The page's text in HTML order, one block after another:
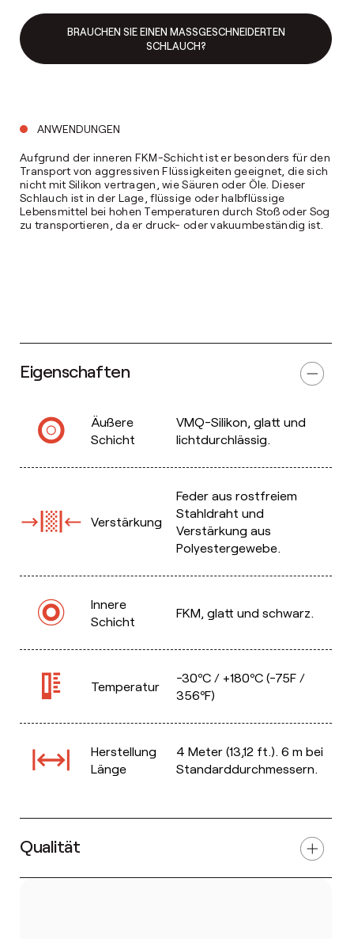
BRAUCHEN SIE EINEN MASSGESCHNEIDERTEN S
CHLAUCH?
ANWENDUNGEN
Aufgrund der inneren FKM-Schicht ist er besonders für den
Transport von aggressiven Flüssigkeiten geeignet, die sich
nicht mit Silikon vertragen, wie Säuren oder Öle. Dieser
Schlauch ist in der Lage, flüssige oder halbflüssige
Lebensmittel bei hohen Temperaturen durch Stoß oder Sog
zu transportieren, da er druck- oder vakuumbeständig ist.
Eigenschaften
Äußere
Schicht
VMQ-Silikon, glatt und
lichtdurchlässig.
Verstärkung
Feder aus rostfreiem
Stahldraht und
Verstärkung aus
Polyestergewebe.
Innere
Schicht
FKM, glatt und schwarz.
Temperatur
-30ºC / +180ºC (-75F /
356ºF)
Herstellung
Länge
4 Meter (13,12 ft.). 6 m bei
Standarddurchmessern.
Qualität